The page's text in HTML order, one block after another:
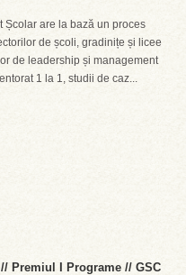
are la bază un proces
de școli, gradinițe și licee
de leadership și management
1 la 1, studii de caz...
Premiul I Programe // GSC